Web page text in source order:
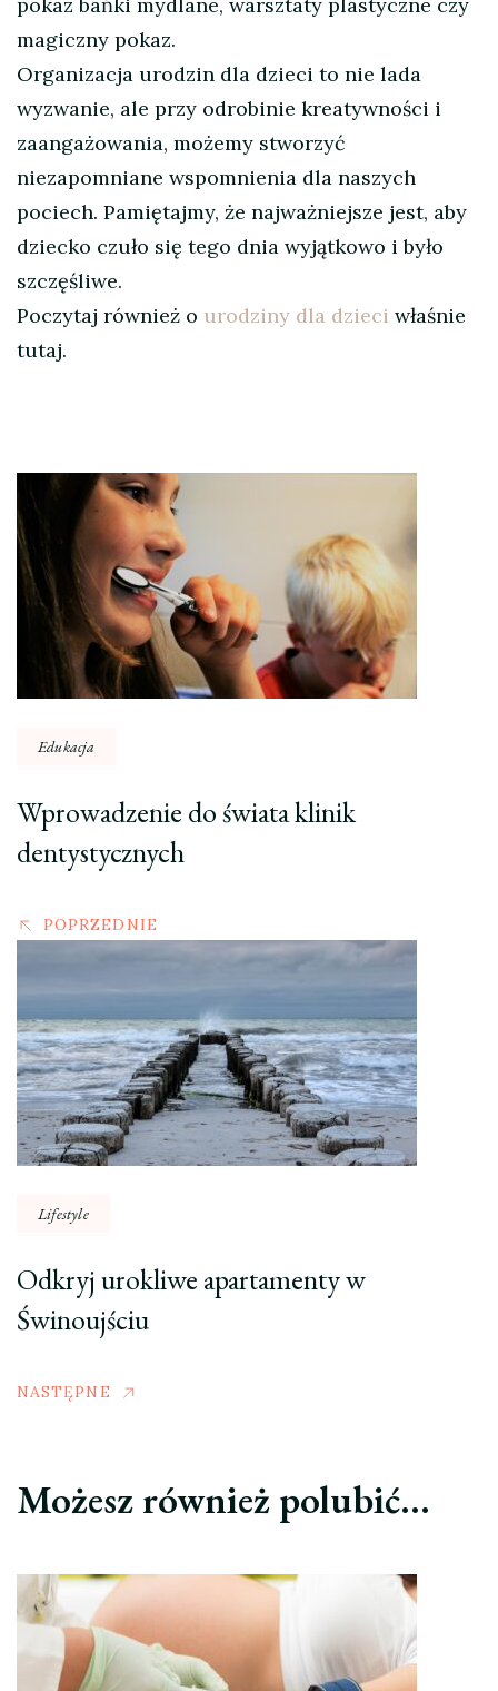
pokaz bańki mydlane, warsztaty plastyczne czy
magiczny pokaz.
Organizacja urodzin dla dzieci to nie lada
wyzwanie, ale przy odrobinie kreatywności i
zaangażowania, możemy stworzyć
niezapomniane wspomnienia dla naszych
pociech. Pamiętajmy, że najważniejsze jest, aby
dziecko czuło się tego dnia wyjątkowo i było
szczęśliwe.
Poczytaj również o urodziny dla dzieci właśnie
tutaj.
Nawigacja
wpisu
Edukacja
Wprowadzenie do świata klinik
dentystycznych
POPRZEDNIE
Lifestyle
Odkryj urokliwe apartamenty w
Świnoujściu
NASTĘPNE
Możesz również polubić…